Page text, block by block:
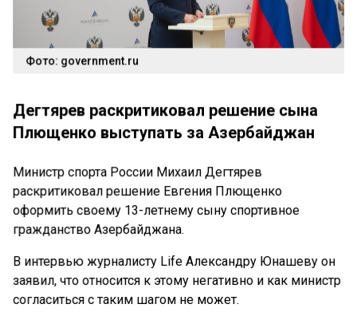
Фото: government.ru
Дегтярев раскритиковал решение сына
Плющенко выступать за Азербайджан
Министр спорта России Михаил Дегтярев
раскритиковал решение Евгения Плющенко
оформить своему 13-летнему сыну спортивное
гражданство Азербайджана.
В интервью журналисту Life Александру Юнашеву он
заявил, что относится к этому негативно и как министр
согласиться с таким шагом не может.